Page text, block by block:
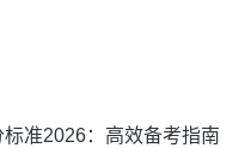
准2026：高效备考指南